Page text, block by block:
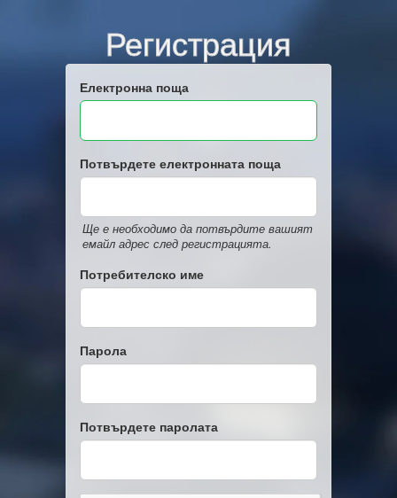
Регистрация
Електронна поща
Потвърдете електронната поща
Ще е необходимо да потвърдите вашият
емайл адрес след регистрацията.
Потребителско име
Парола
Потвърдете паролата